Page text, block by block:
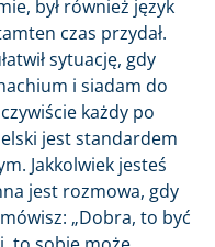
był również język
czas przydał.
sytuację, gdy
i siadam do
każdy po
jest standardem
Jakkolwiek jesteś
jest rozmowa, gdy
„Dobra, to być